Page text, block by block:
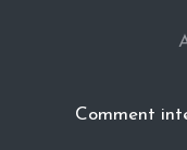
Comment